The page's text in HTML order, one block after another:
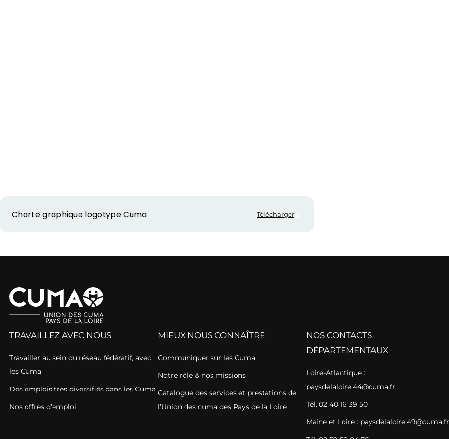
Charte graphique logotype Cuma Télécharger
TRAVAILLEZ AVEC NOUS
Travailler au sein du réseau fédératif, avec
les Cuma
Des emplois très diversifiés dans les Cuma
Nos offres d’emploi
MIEUX NOUS CONNAÎTRE
Communiquer sur les Cuma
Notre rôle & nos missions
Catalogue des services et prestations de
l’Union des cuma des Pays de la Loire
NOS CONTACTS
DÉPARTEMENTAUX
Loire-Atlantique :
paysdelaloire.44@cuma.fr
Tél. 02 40 16 39 50
Maine et Loire : paysdelaloire.49@cuma.fr